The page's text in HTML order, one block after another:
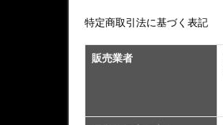
特定商取引法に基づく表記
販売業者